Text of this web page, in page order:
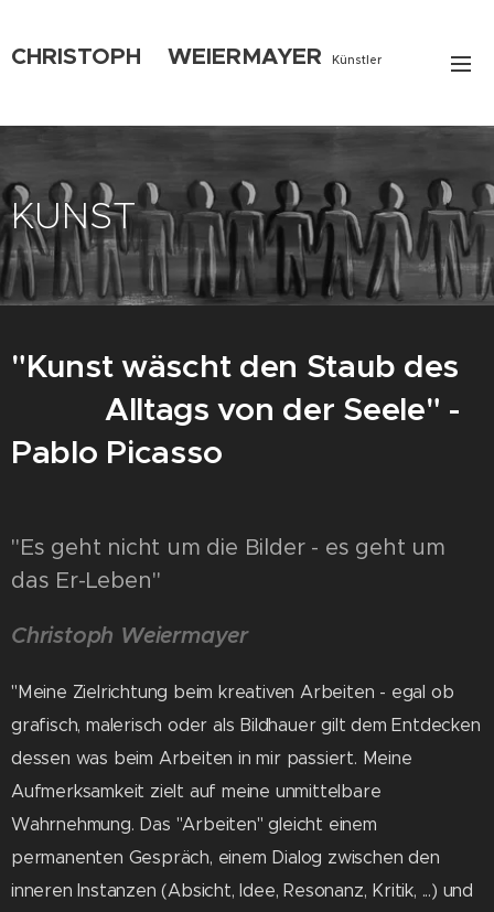
CHRISTOPH WEIERMAYER
Künstler
KUNST
"Kunst wäscht den Staub des
Alltags von der Seele" -
Pablo Picasso
"Es geht nicht um die Bilder - es geht um
das Er-Leben"
Christoph Weiermayer
"Meine Zielrichtung beim kreativen Arbeiten - egal ob
grafisch, malerisch oder als Bildhauer gilt dem Entdecken
dessen was beim Arbeiten in mir passiert. Meine
Aufmerksamkeit zielt auf meine unmittelbare
Wahrnehmung. Das "Arbeiten" gleicht einem
permanenten Gespräch, einem Dialog zwischen den
inneren Instanzen (Absicht, Idee, Resonanz, Kritik, ...) und